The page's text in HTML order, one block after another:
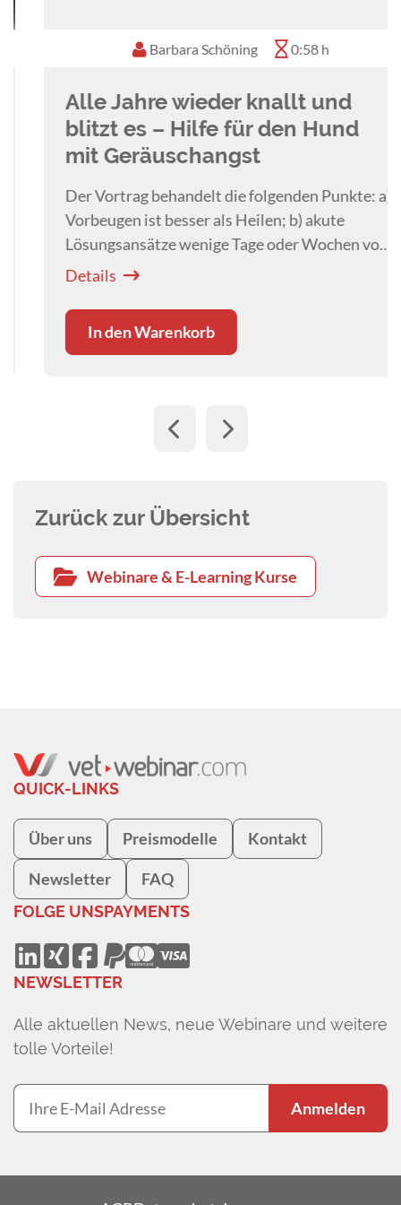
Barbara Schöning 0:58 h
Alle Jahre wieder knallt und
blitzt es – Hilfe für den Hund
mit Geräuschangst
Der Vortrag behandelt die folgenden Punkte: a)
Vorbeugen ist besser als Heilen; b) akute
Lösungsansätze wenige Tage oder Wochen vor
und direkt an Silvester; c) langfristige Lösungen
Details
In den Warenkorb
Zurück zur Übersicht
Webinare & E-Learning Kurse
QUICK-LINKS
Über uns Preismodelle Kontakt
Newsletter FAQ
FOLGE UNSPAYMENTS
NEWSLETTER
Alle aktuellen News, neue Webinare und weitere
tolle Vorteile!
Anmelden